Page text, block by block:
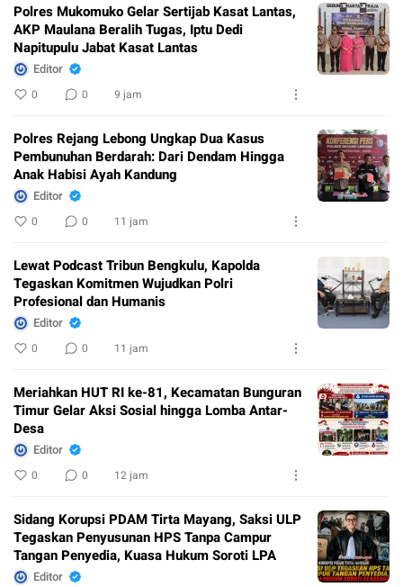
Polres Mukomuko Gelar Sertijab Kasat Lantas,
AKP Maulana Beralih Tugas, Iptu Dedi
Napitupulu Jabat Kasat Lantas
Editor
0 0 9 jam
Polres Rejang Lebong Ungkap Dua Kasus
Pembunuhan Berdarah: Dari Dendam Hingga
Anak Habisi Ayah Kandung
Editor
0 0 11 jam
Lewat Podcast Tribun Bengkulu, Kapolda
Tegaskan Komitmen Wujudkan Polri
Profesional dan Humanis
Editor
0 0 11 jam
Meriahkan HUT RI ke-81, Kecamatan Bunguran
Timur Gelar Aksi Sosial hingga Lomba Antar-
Desa
Editor
0 0 12 jam
Sidang Korupsi PDAM Tirta Mayang, Saksi ULP
Tegaskan Penyusunan HPS Tanpa Campur
Tangan Penyedia, Kuasa Hukum Soroti LPA
Editor